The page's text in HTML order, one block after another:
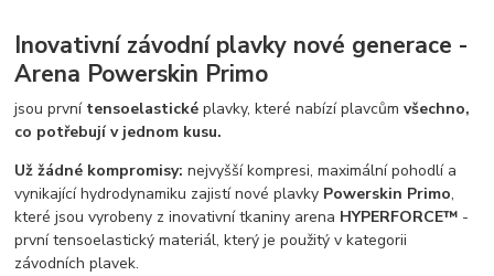
Inovativní závodní plavky nové generace -
Arena Powerskin Primo
jsou první tensoelasticképlavky, které nabízí plavcůmvšechno,
co potřebují v jednom kusu.
Už žádné kompromisy: nejvyšší kompresi, maximální pohodlí a
vynikající hydrodynamiku zajistí nové plavky Powerskin Primo,
které jsou vyrobeny z inovativní tkaniny arena HYPERFORCE™ -
první tensoelastický materiál, který je použitý v kategorii
závodních plavek.